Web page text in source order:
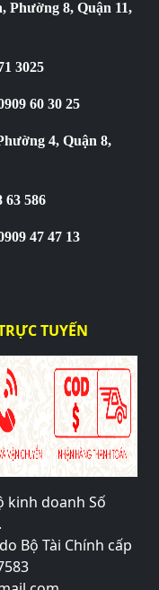
Phường 8, Quận 11,
3025
60 30 25
4, Quận 8,
63 586
47 47 13
TUYẾN
kinh doanh Số
Bộ Tài Chính cấp